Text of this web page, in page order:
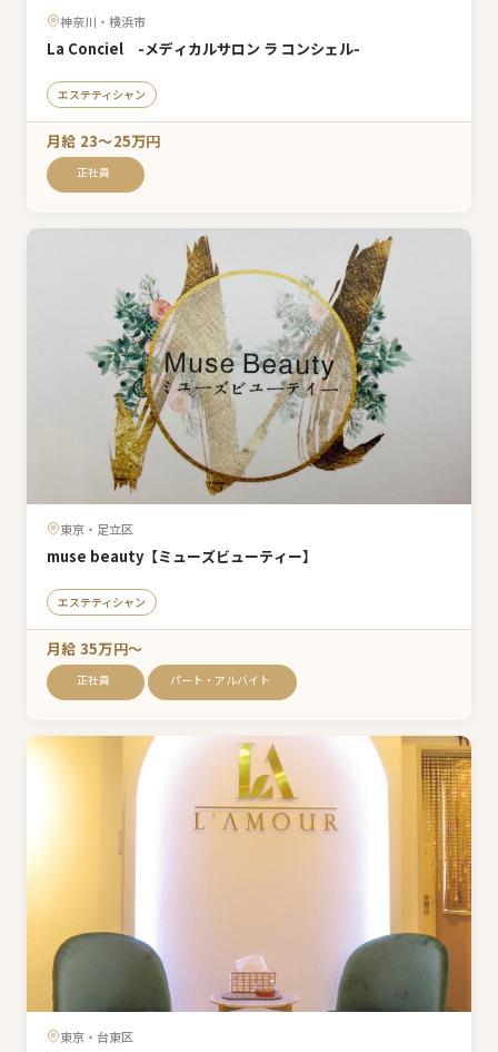
神奈川・横浜市
La Conciel -メディカルサロン ラ コンシェル-
エステティシャン
月給 23〜25万円
正社員
東京・足立区
muse beauty【ミューズビューティー】
エステティシャン
月給 35万円〜
正社員 パート・アルバイト
東京・台東区